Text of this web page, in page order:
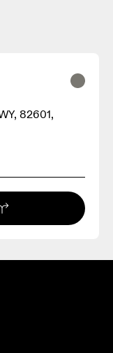
82601,